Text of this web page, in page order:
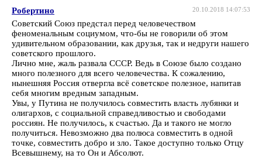
20.10.2018 14:07:53
Робертино
Советский Союз предстал перед человечеством
феноменальным социумом, что-бы не говорили об этом
удивительном образовании, как друзья, так и недруги нашего
советского прошлого.
Лично мне, жаль развала СССР. Ведь в Союзе было создано
много полезного для всего человечества. К сожалению,
нынешняя Россия отвергла всё советское полезное, напитав
себя многим вредным западным.
Увы, у Путина не получилось совместить власть лубянки и
олигархов, с социальной справедливостью и свободами
россиян. Не получилось, к счастью. Да и такого не могло
получиться. Невозможно два полюса совместить в одной
точке, совместить добро и зло. Такое доступно только Отцу
Всевышнему, на то Он и Абсолют.